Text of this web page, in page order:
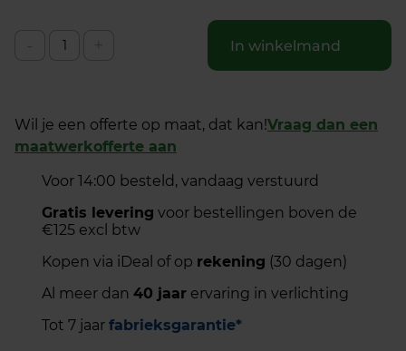
In winkelmand
Wil je een offerte op maat, dat kan!Vraag dan een
maatwerkofferte aan
Voor 14:00 besteld, vandaag verstuurd
Gratis levering voor bestellingen boven de
€125 excl btw
Kopen via iDeal of op rekening (30 dagen)
Al meer dan 40 jaar ervaring in verlichting
Tot 7 jaar fabrieksgarantie*